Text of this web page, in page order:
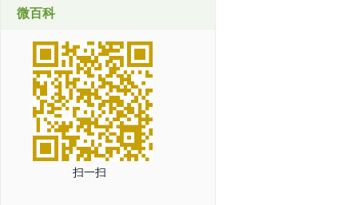
微百科
扫一扫